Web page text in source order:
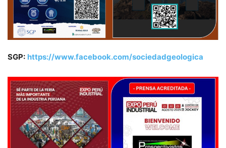
SGP: https://www.facebook.com/sociedadgeologica